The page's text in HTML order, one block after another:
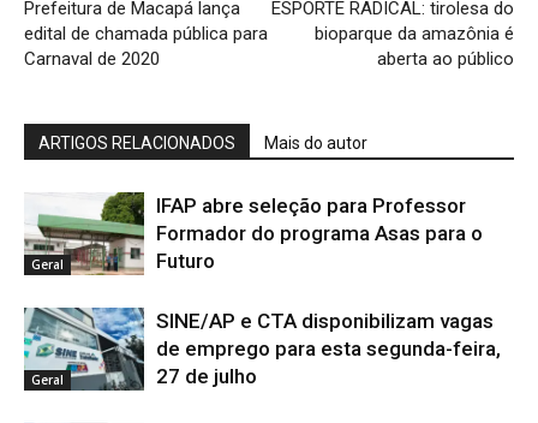
Prefeitura de Macapá lança
edital de chamada pública para
Carnaval de 2020
ESPORTE RADICAL: tirolesa do
bioparque da amazônia é
aberta ao público
ARTIGOS RELACIONADOS Mais do autor
Geral
IFAP abre seleção para Professor
Formador do programa Asas para o
Futuro
Geral
SINE/AP e CTA disponibilizam vagas
de emprego para esta segunda-feira,
27 de julho